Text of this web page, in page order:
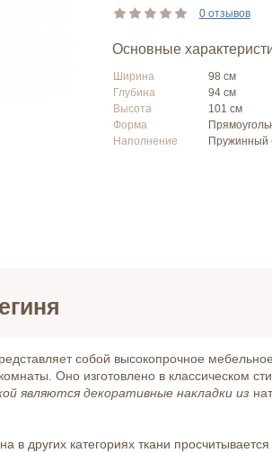
0 отзывов
Основные
Ширина
98 см
Глубина
94 см
Высота
101 см
Форма
Наполнение
Пружинный
собой высокопрочное мебельное
комнаты. Оно изготовлено в классическом
являются декоративные накладки из
в других категориях ткани